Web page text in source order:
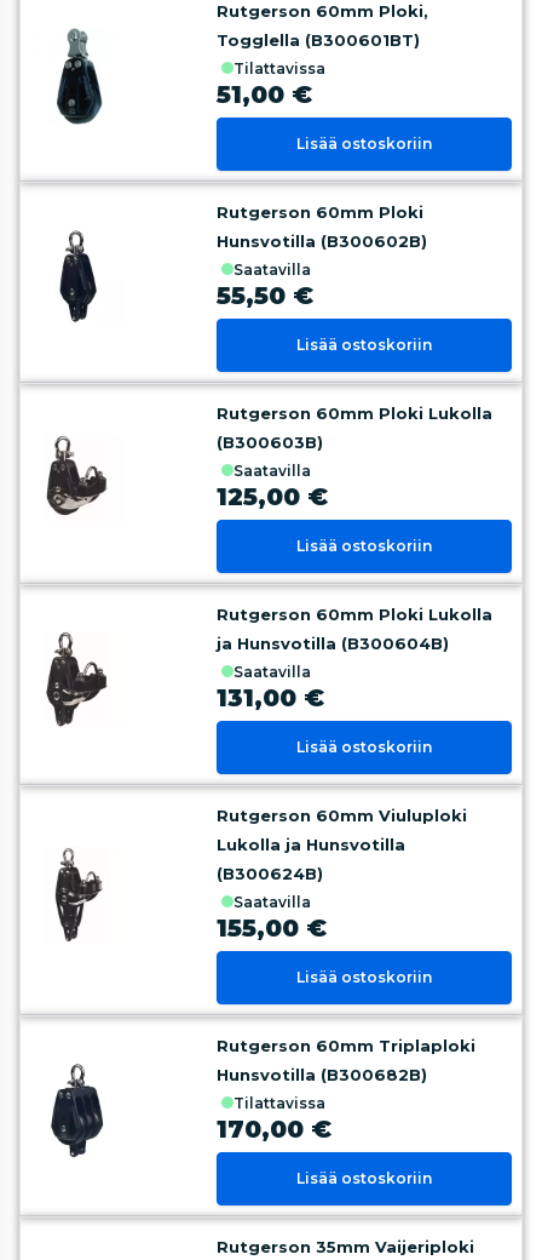
Rutgerson 60mm Ploki,
Togglella (B300601BT)
tilattavissa
51,00 €
Lisää ostoskoriin
Rutgerson 60mm Ploki
Hunsvotilla (B300602B)
saatavilla
55,50 €
Lisää ostoskoriin
Rutgerson 60mm Ploki Lukolla
(B300603B)
saatavilla
125,00 €
Lisää ostoskoriin
Rutgerson 60mm Ploki Lukolla
ja Hunsvotilla (B300604B)
saatavilla
131,00 €
Lisää ostoskoriin
Rutgerson 60mm Viuluploki
Lukolla ja Hunsvotilla
(B300624B)
saatavilla
155,00 €
Lisää ostoskoriin
Rutgerson 60mm Triplaploki
Hunsvotilla (B300682B)
tilattavissa
170,00 €
Lisää ostoskoriin
Rutgerson 35mm Vaijeriploki